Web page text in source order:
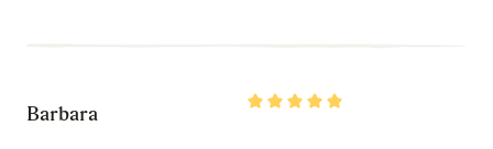
Rated
Barbara